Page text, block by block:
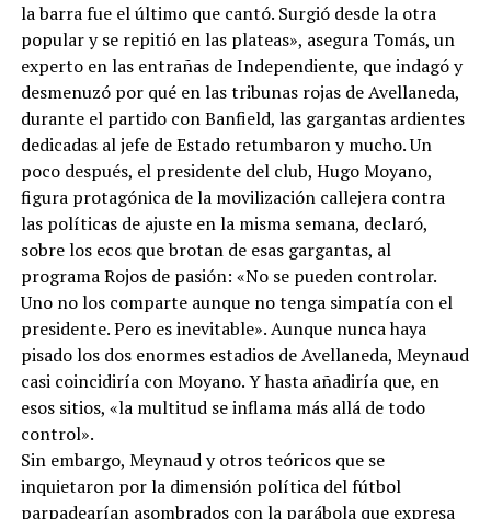
la barra fue el último que cantó. Surgió desde la otra
popular y se repitió en las plateas», asegura Tomás, un
experto en las entrañas de Independiente, que indagó y
desmenuzó por qué en las tribunas rojas de Avellaneda,
durante el partido con Banfield, las gargantas ardientes
dedicadas al jefe de Estado retumbaron y mucho. Un
poco después, el presidente del club, Hugo Moyano,
figura protagónica de la movilización callejera contra
las políticas de ajuste en la misma semana, declaró,
sobre los ecos que brotan de esas gargantas, al
programa Rojos de pasión: «No se pueden controlar.
Uno no los comparte aunque no tenga simpatía con el
presidente. Pero es inevitable». Aunque nunca haya
pisado los dos enormes estadios de Avellaneda, Meynaud
casi coincidiría con Moyano. Y hasta añadiría que, en
esos sitios, «la multitud se inflama más allá de todo
control».
Sin embargo, Meynaud y otros teóricos que se
inquietaron por la dimensión política del fútbol
parpadearían asombrados con la parábola que expresa